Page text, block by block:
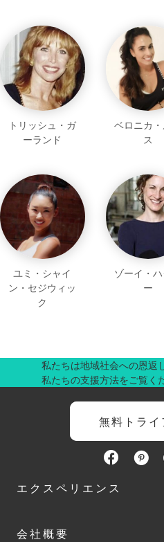
トリッシュ・ガ
ーランド
ベロニカ
ス
ユミ・シャイ
ン・セジウィッ
ク
ゾーイ・
ー
私たちは地域社会への恩返
私たちの支援方法をご覧く
無料トライ
エクスペリエンス
会社概要